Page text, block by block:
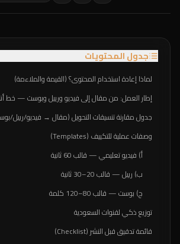
جدول المحتويات
لماذا إعادة استخدام المحتوى؟ (القيمة والملاءمة)
إطار العمل: من مقال إلى فيديو ورييل وبوست — خط
جدول مقارنة تنسيقات التحويل (مقال → فيديو/رييل/
وصفات عملية للتكييف (Templates)
أ) فيديو تعليمي — قالب 60 ثانية
ب) رييل — قالب 20–30 ثانية
ج) بوست — قالب 80–120 كلمة
توزيع ذكي لقنوات السعودية
قائمة تدقيق قبل النشر (Checklist)